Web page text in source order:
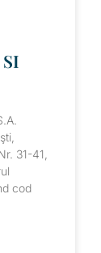
31-41,
cod